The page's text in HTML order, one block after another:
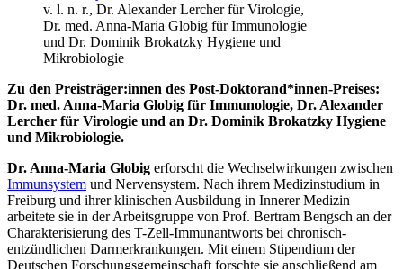
v. l. n. r., Dr. Alexander Lercher für Virologie,
Dr. med. Anna-Maria Globig für Immunologie
und Dr. Dominik Brokatzky Hygiene und
Mikrobiologie
Zu den Preisträger:innen des Post-Doktorand*innen-Preises:
Dr. med. Anna-Maria Globig für Immunologie, Dr. Alexander
Lercher für Virologie und an Dr. Dominik Brokatzky Hygiene
und Mikrobiologie.
Dr. Anna-Maria Globig erforscht die Wechselwirkungen zwischen
Immunsystem und Nervensystem. Nach ihrem Medizinstudium in
Freiburg und ihrer klinischen Ausbildung in Innerer Medizin
arbeitete sie in der Arbeitsgruppe von Prof. Bertram Bengsch an der
Charakterisierung des T-Zell-Immunantworts bei chronisch-
entzündlichen Darmerkrankungen. Mit einem Stipendium der
Deutschen Forschungsgemeinschaft forschte sie anschließend am